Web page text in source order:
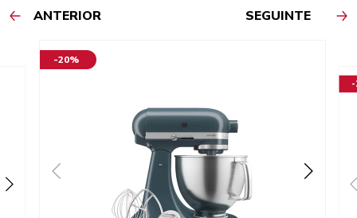
ANTERIOR SEGUINTE
-20%
-